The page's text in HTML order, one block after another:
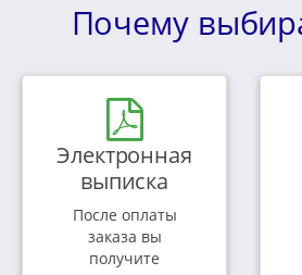
Почему
Электронная
выписка
После оплаты
заказа вы
получите